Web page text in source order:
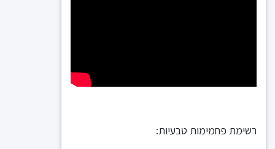
רשימת פחמימות טבעיות: